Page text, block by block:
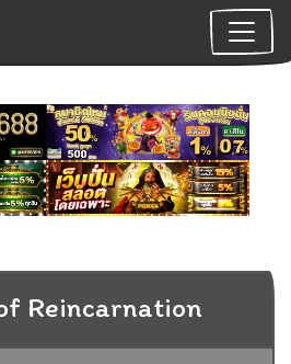
Reincarnation